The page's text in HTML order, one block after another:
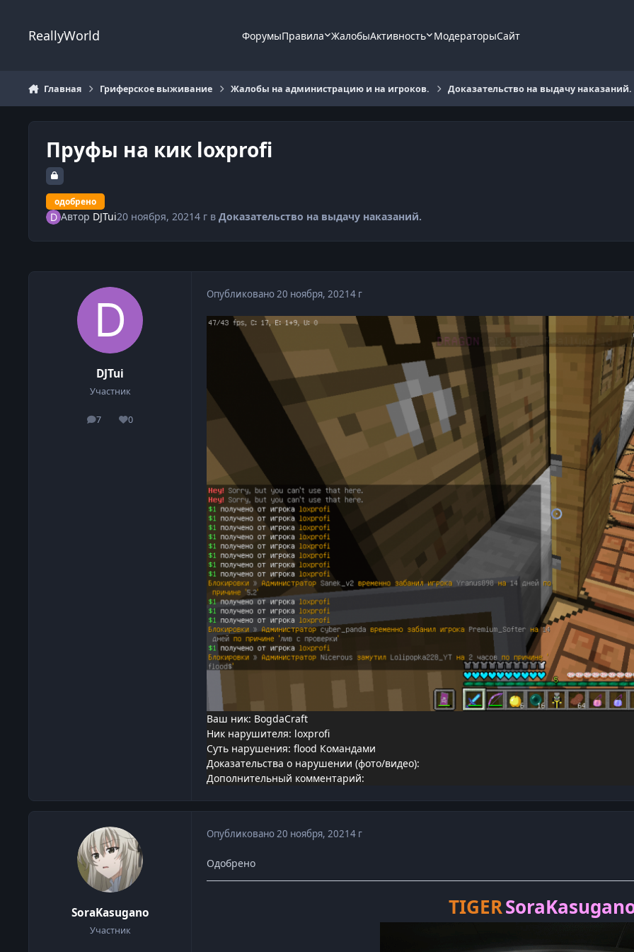
ReallyWorld ФорумыПравила ЖалобыАктивность МодераторыСайт
Главная Гриферское выживание Жалобы на администрацию и на игроков. Доказательство на выдачу наказаний.
Пруфы на кик loxprofi
одобрено
Автор DJTui20 ноября, 20214 гв Доказательство на выдачу наказаний.
DJTui
Участник
7
сообщения
0
Репутация
Опубликовано20 ноября, 20214 г
Ваш ник: BogdaCraft
Ник нарушителя: loxprofi
Суть нарушения: flood Командами
Доказательства о нарушении (фото/видео):
Дополнительный комментарий:
SoraKasugano
Участник
Опубликовано20 ноября, 20214 г
Одобрено
TIGER